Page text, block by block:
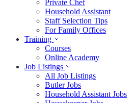
Private Chef
Household Assistant
Staff Selection Tips
For Family Offices
Training
Courses
Online Academy
Job Listings
All Job Listings
Butler Jobs
Household Assistant Jobs